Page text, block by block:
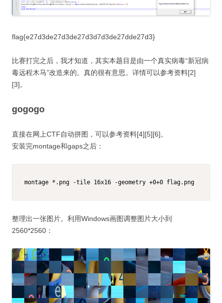
flag{e27d3de27d3de27d3d7d3de27dde27d3}
比赛打完之后，我才知道，其实本题目是由一个真实病毒“新冠病
毒远程木马”改造来的。真的很有意思。详情可以参考资料[2]
[3]。
gogogo
直接在网上CTF自动拼图，可以参考资料[4][5][6]。
安装完montage和gaps之后：
montage *.png -tile 16x16 -geometry +0+0 flag.png
整理出一张图片。利用Windows画图调整图片大小到
2560*2560：